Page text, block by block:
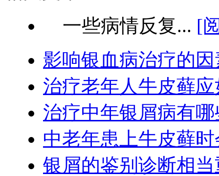
一些病情反复... [
影响银血病治疗的
治疗老年人牛皮藓
治疗中年银屑病有
中老年患上牛皮藓
银屑的鉴别诊断相